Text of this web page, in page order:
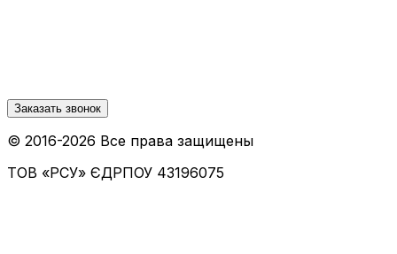
Заказать звонок
© 2016-2026 Все права защищены
ТОВ «РСУ» ЄДРПОУ 43196075